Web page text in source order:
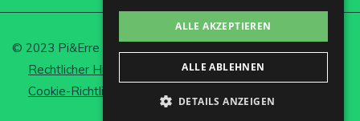
© 2023 Pi&Erre Comunicación Integral S.L.
Rechtlicher Hinweis und Datenschutz
Cookie-Richtlinie
ALLE AKZEPTIEREN
ALLE ABLEHNEN
DETAILS ANZEIGEN